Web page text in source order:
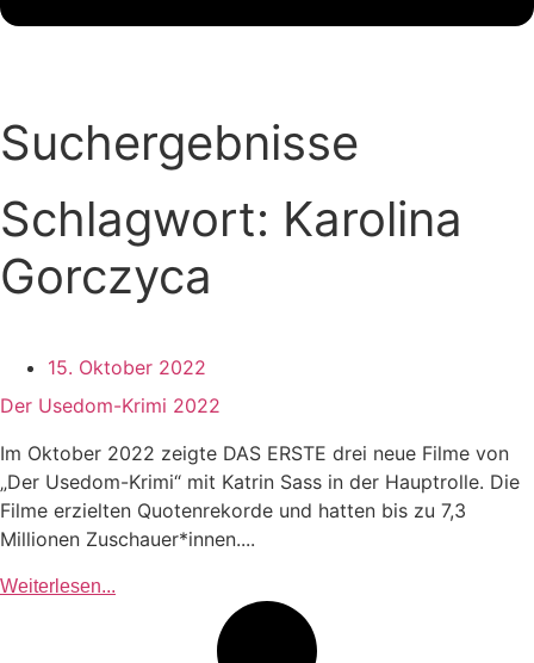
Suchergebnisse
Schlagwort: Karolina
Gorczyca
15. Oktober 2022
Der Usedom-Krimi 2022
Im Oktober 2022 zeigte DAS ERSTE drei neue Filme von
„Der Usedom-Krimi“ mit Katrin Sass in der Hauptrolle. Die
Filme erzielten Quotenrekorde und hatten bis zu 7,3
Millionen Zuschauer*innen....
Weiterlesen...